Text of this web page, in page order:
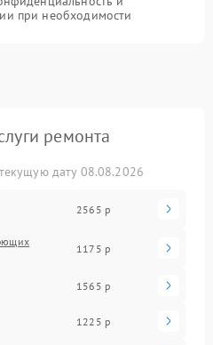
при необходимости
ремонта
дату 08.08.2026
2565 р
1175 р
1565 р
1225 р